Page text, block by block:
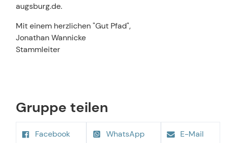
augsburg.de.
Mit einem herzlichen "Gut Pfad",
Jonathan Wannicke
Stammleiter
Gruppe teilen
Facebook WhatsApp E-Mail